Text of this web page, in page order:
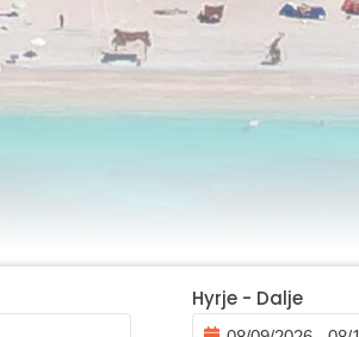
Hyrje - Dalje